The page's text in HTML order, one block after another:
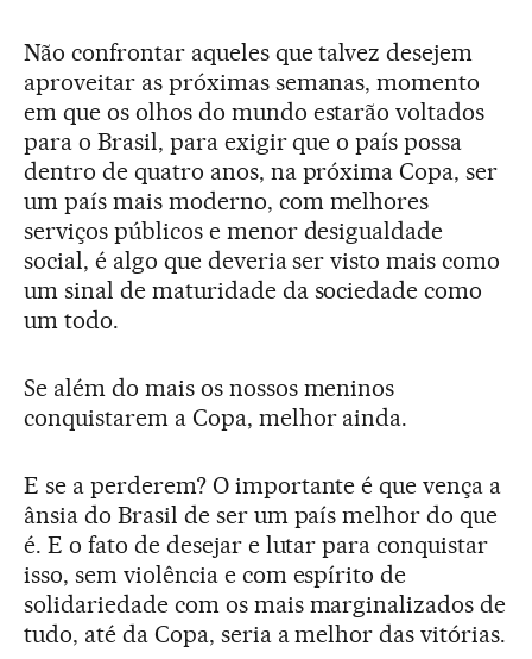
Não confrontar aqueles que talvez desejem
aproveitar as próximas semanas, momento
em que os olhos do mundo estarão voltados
para o Brasil, para exigir que o país possa
dentro de quatro anos, na próxima Copa, ser
um país mais moderno, com melhores
serviços públicos e menor desigualdade
social, é algo que deveria ser visto mais como
um sinal de maturidade da sociedade como
um todo.
Se além do mais os nossos meninos
conquistarem a Copa, melhor ainda.
E se a perderem? O importante é que vença a
ânsia do Brasil de ser um país melhor do que
é. E o fato de desejar e lutar para conquistar
isso, sem violência e com espírito de
solidariedade com os mais marginalizados de
tudo, até da Copa, seria a melhor das vitórias.